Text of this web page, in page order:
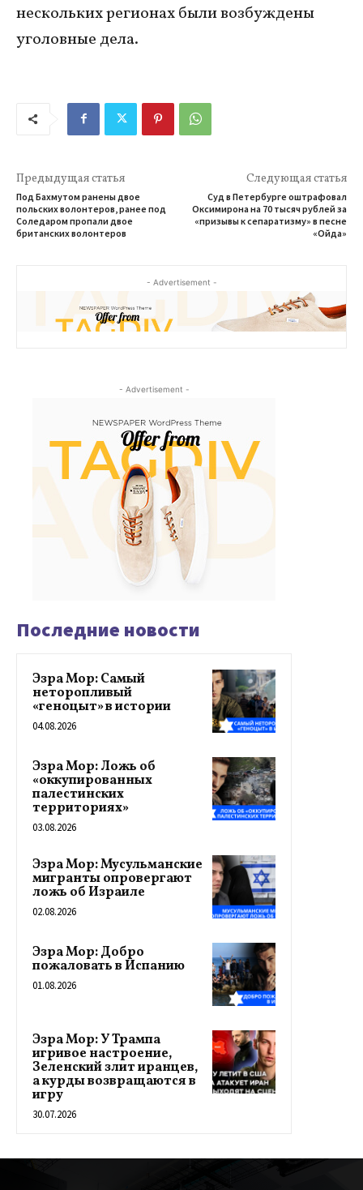
нескольких регионах были возбуждены
уголовные дела.
Предыдущая статья
Под Бахмутом ранены двое
польских волонтеров, ранее под
Соледаром пропали двое
британских волонтеров
Следующая статья
Суд в Петербурге оштрафовал
Оксимирона на 70 тысяч рублей за
«призывы к сепаратизму» в песне
«Ойда»
- Advertisement -
- Advertisement -
Последние новости
Эзра Мор: Самый
неторопливый
«геноцыт» в истории
04.08.2026
Эзра Мор: Ложь об
«оккупированных
палестинских
территориях»
03.08.2026
Эзра Мор: Мусульманские
мигранты опровергают
ложь об Израиле
02.08.2026
Эзра Мор: Добро
пожаловать в Испанию
01.08.2026
Эзра Мор: У Трампа
игривое настроение,
Зеленский злит иранцев,
а курды возвращаются в
игру
30.07.2026